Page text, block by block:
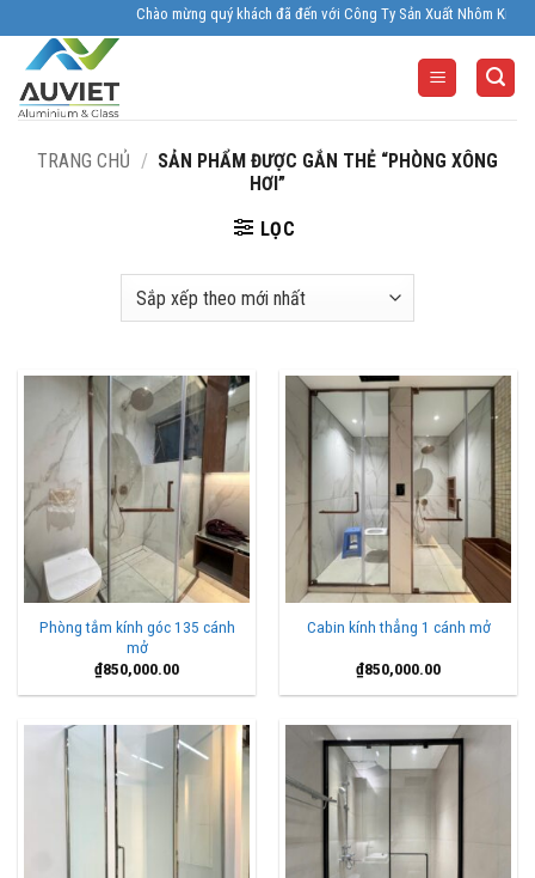
to
content
Chào mừng quý khách đã đến với Công Ty Sản Xuất Nhôm Kính
TRANG CHỦ / SẢN PHẨM ĐƯỢC GẮN THẺ “PHÒNG XÔNG
HƠI”
LỌC
Phòng tắm kính góc 135 cánh
mở
₫850,000.00
Cabin kính thẳng 1 cánh mở
₫850,000.00